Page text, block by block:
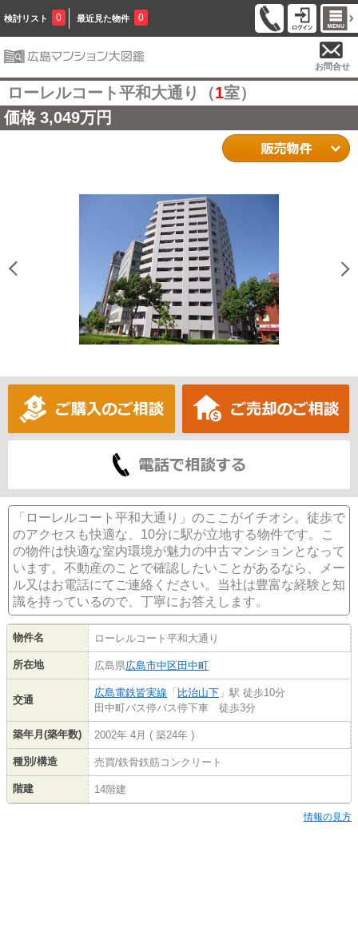
検討リスト 0 最近見た物件 0
お問合せ
ローレルコート平和大通り（1室）
価格 3,049万円
「ローレルコート平和大通り」のここがイチオシ。徒歩で
のアクセスも快適な、10分に駅が立地する物件です。こ
の物件は快適な室内環境が魅力の中古マンションとなって
います。不動産のことで確認したいことがあるなら、メー
ル又はお電話にてご連絡ください。当社は豊富な経験と知
識を持っているので、丁寧にお答えします。
物件名 ローレルコート平和大通り
所在地 広島県広島市中区田中町
交通
広島電鉄皆実線 「比治山下 」駅 徒歩10分
田中町バス停バス停下車 徒歩3分
築年月(築年数) 2002年 4月 ( 築24年 )
種別/構造 売買/鉄骨鉄筋コンクリート
階建 14階建
情報の見方